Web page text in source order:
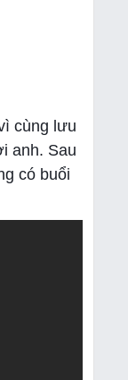
cùng lưu
anh. Sau
có buổi